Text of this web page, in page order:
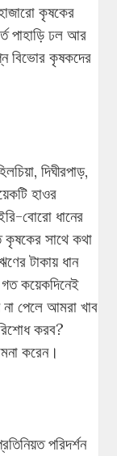
কৃষকের
পাহাড়ি ঢল আর
বিভোর কৃষকদের
দিঘীরপাড়,
হাওর
বোরো ধানের
সাথে কথা
টাকায় ধান
গত কয়েকদিনেই
পেলে আমরা খাব
করব?
করেন।
পরিদর্শন